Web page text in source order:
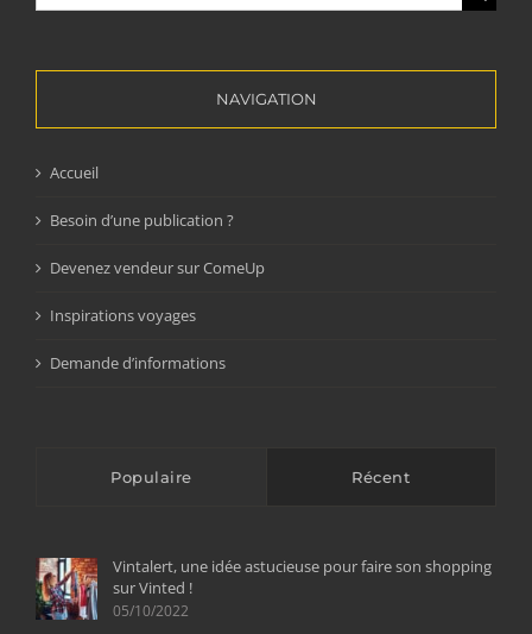
NAVIGATION
Accueil
Besoin d’une publication ?
Devenez vendeur sur ComeUp
Inspirations voyages
Demande d’informations
Populaire Récent
Vintalert, une idée astucieuse pour faire son shopping
sur Vinted !
05/10/2022